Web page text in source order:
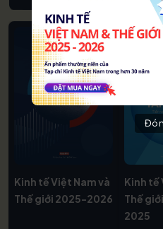
Kinh tế Việt Nam và
Thế giới 2025-2026
Kinh tế
Thế
2025